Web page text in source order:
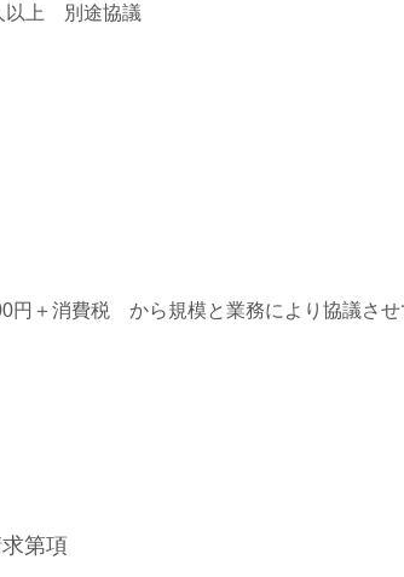
以上 別途協議
円＋消費税 から規模と業務により協議さ
第項